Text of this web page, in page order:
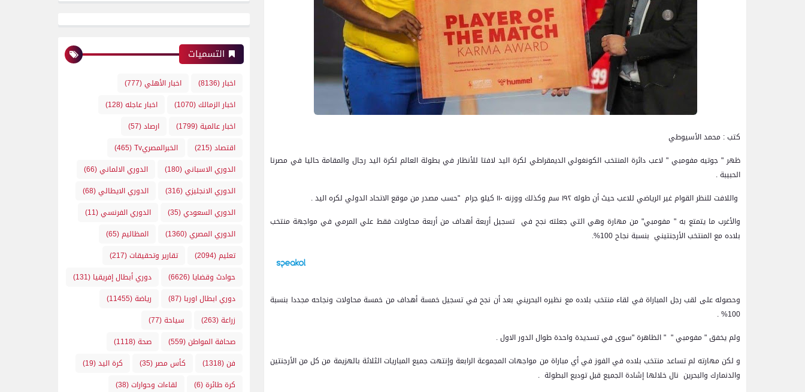
كتب : محمد الأسيوطي
ظهر " جوتيه مفومبي " لاعب دائرة المنتخب الكونغولي الديمقراطي لكرة اليد لافتا للأنظار في بطولة العالم لكرة اليد رجال والمقامة حاليا في مصرنا
الحبيبة .
واللافت للنظر القوام غير الرياضي للاعب حيث أن طوله ١٩٢ سم وكذلك ووزنه ١١٠ كيلو جرام "حسب مصدر من موقع الاتحاد الدولي لكره اليد .
والأغرب ما يتمتع به " مفومبي" من مهارة وهي التي جعلته نجح في تسجيل أربعة أهداف من أربعة محاولات فقط علي المرمي في مواجهة منتخب
بلاده مع المنتخب الأرجنتيني بنسبة نجاح 100%.
وحصوله على لقب رجل المباراة في لقاء منتخب بلاده مع نظيره البحريني بعد أن نجح في تسجيل خمسة أهداف من خمسة محاولات ونجاحه مجددا بنسبة
100% .
ولم يخفق " مفومبي " " الظاهرة "سوى في تسديدة واحدة طوال الدور الاول .
و لكن مهارته لم تساعد منتخب بلاده في الفوز في أي مباراة من مواجهات المجموعة الرابعة وإنتهت جميع المباريات الثلاثة بالهزيمة من كل من الأرجنتين
والدنمارك والبحرين نال خلالها إشادة الجميع قبل توديع البطولة .
التسميات
اخبار (8136) اخبار الأهلي(777)
اخبار الزمالك(1070) اخبار عاجله(128)
اخبار عالمية(1799) ارصاد(57)
اقتصاد(215) الخبرالمصريTv
(465)
الدوري الاسباني(180) الدوري الالماني(66)
الدوري الانجليزي(316) الدوري الايطالي(68)
الدوري السعودي(35) الدوري الفرنسي(11)
الدوري المصري(1360) المظاليم(65)
تعليم(2094) تقارير وتحقيقات(217)
حوادث وقضايا (6626) دوري أبطال إفريقيا (131)
دوري ابطال اوربا (87) رياضة(11455)
زراعة(263) سياحة(77)
صحافة المواطن(559) صحة(1118)
فن(1318) كأس مصر (35) كرة اليد(19)
كرة طائرة(6) لقاءات وحوارات(38)